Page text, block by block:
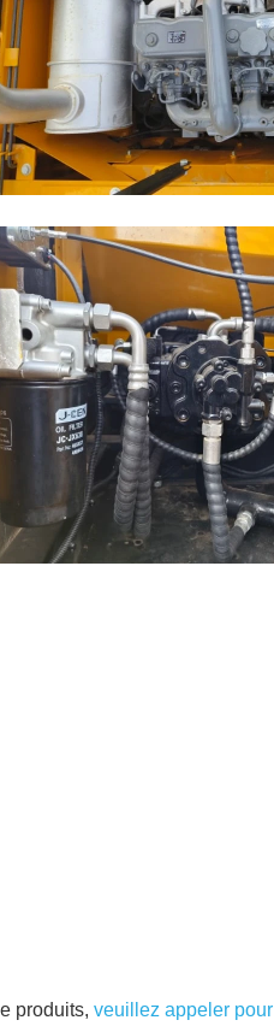
produits, veuillez appeler